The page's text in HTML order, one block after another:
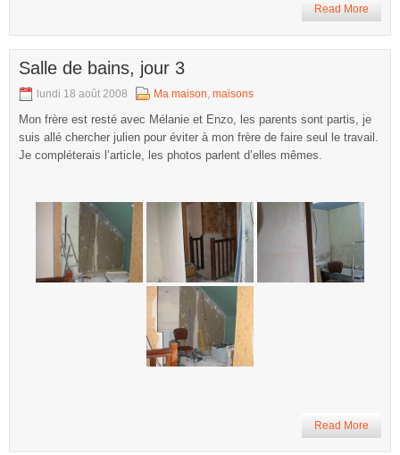
Read More
Salle de bains, jour 3
lundi 18 août 2008 Ma maison, maisons
Mon frère est resté avec Mélanie et Enzo, les parents sont partis, je
suis allé chercher julien pour éviter à mon frère de faire seul le travail.
Je compléterais l’article, les photos parlent d’elles mêmes.
Read More